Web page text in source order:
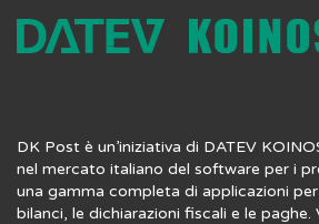
DK Post è un’iniziativa di DATEV
nel mercato italiano del software per i
una gamma completa di applicazioni
bilanci, le dichiarazioni fiscali e le paghe.